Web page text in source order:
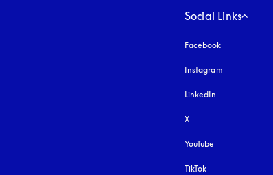
Social Links
Facebook
Instagram
LinkedIn
X
YouTube
TikTok